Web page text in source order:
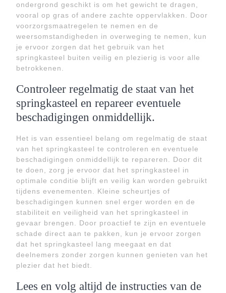
ondergrond geschikt is om het gewicht te dragen,
vooral op gras of andere zachte oppervlakken. Door
voorzorgsmaatregelen te nemen en de
weersomstandigheden in overweging te nemen, kun
je ervoor zorgen dat het gebruik van het
springkasteel buiten veilig en plezierig is voor alle
betrokkenen.
Controleer regelmatig de staat van het
springkasteel en repareer eventuele
beschadigingen onmiddellijk.
Het is van essentieel belang om regelmatig de staat
van het springkasteel te controleren en eventuele
beschadigingen onmiddellijk te repareren. Door dit
te doen, zorg je ervoor dat het springkasteel in
optimale conditie blijft en veilig kan worden gebruikt
tijdens evenementen. Kleine scheurtjes of
beschadigingen kunnen snel erger worden en de
stabiliteit en veiligheid van het springkasteel in
gevaar brengen. Door proactief te zijn en eventuele
schade direct aan te pakken, kun je ervoor zorgen
dat het springkasteel lang meegaat en dat
deelnemers zonder zorgen kunnen genieten van het
plezier dat het biedt.
Lees en volg altijd de instructies van de